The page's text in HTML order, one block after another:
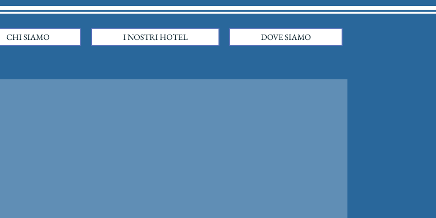
CHI SIAMO I NOSTRI HOTEL DOVE SIAMO